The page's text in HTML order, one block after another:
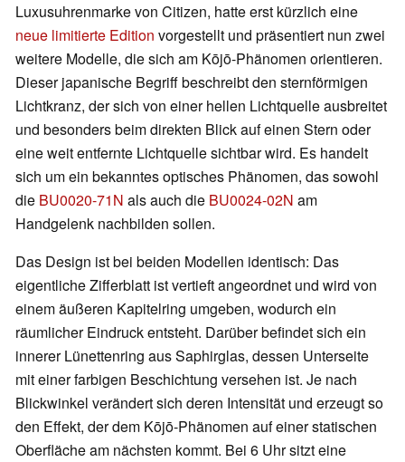
Luxusuhrenmarke von Citizen, hatte erst kürzlich eine
neue limitierte Edition vorgestellt und präsentiert nun zwei
weitere Modelle, die sich am Kōjō-Phänomen orientieren.
Dieser japanische Begriff beschreibt den sternförmigen
Lichtkranz, der sich von einer hellen Lichtquelle ausbreitet
und besonders beim direkten Blick auf einen Stern oder
eine weit entfernte Lichtquelle sichtbar wird. Es handelt
sich um ein bekanntes optisches Phänomen, das sowohl
die BU0020-71N als auch die BU0024-02N am
Handgelenk nachbilden sollen.
Das Design ist bei beiden Modellen identisch: Das
eigentliche Zifferblatt ist vertieft angeordnet und wird von
einem äußeren Kapitelring umgeben, wodurch ein
räumlicher Eindruck entsteht. Darüber befindet sich ein
innerer Lünettenring aus Saphirglas, dessen Unterseite
mit einer farbigen Beschichtung versehen ist. Je nach
Blickwinkel verändert sich deren Intensität und erzeugt so
den Effekt, der dem Kōjō-Phänomen auf einer statischen
Oberfläche am nächsten kommt. Bei 6 Uhr sitzt eine